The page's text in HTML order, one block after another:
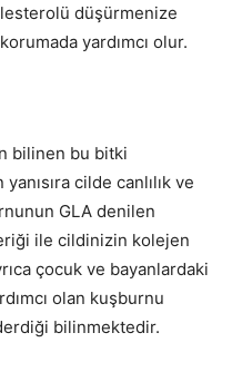
düşürmenize
yardımcı olur.
bilinen bu bitki
cilde canlılık ve
GLA denilen
ile cildinizin kolejen
çocuk ve bayanlardaki
olan kuşburnu
bilinmektedir.